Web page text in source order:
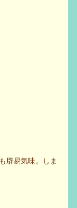
辟易気味。しま